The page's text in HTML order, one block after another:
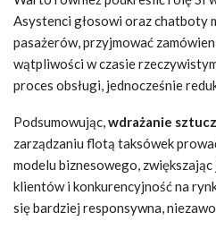
Asystenci głosowi oraz chatboty
pasażerów, przyjmować
wątpliwości w czasie
proces obsługi, jednocześnie
Podsumowując,wdrażanie
zarządzaniu flotą taksówek
modelu biznesowego,
klientów i konkurencyjność na
się bardziej responsywna,